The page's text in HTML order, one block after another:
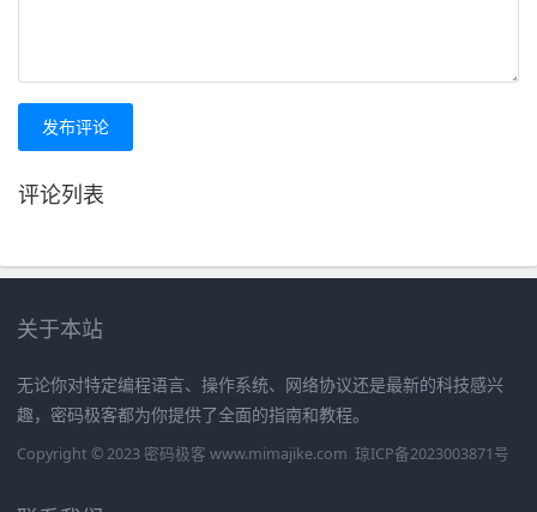
发布评论
评论列表
关于本站
无论你对特定编程语言、操作系统、网络协议还是最新的科技感兴
趣，密码极客都为你提供了全面的指南和教程。
Copyright © 2023 密码极客 www.mimajike.com 琼ICP备2023003871号